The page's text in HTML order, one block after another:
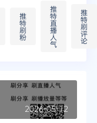
推
特
刷
粉
推
特
直
播
人
气
推
特
刷
评
论
2026-05-12